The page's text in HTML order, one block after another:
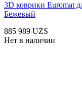
3D коврики Euromat
Бежевый
885 989 UZS
Нет в наличии